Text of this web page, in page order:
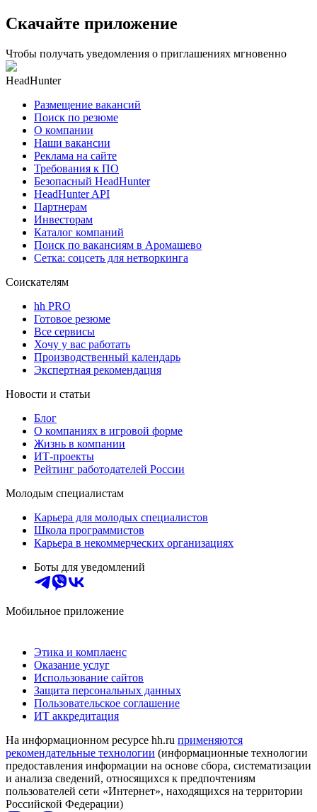
Скачайте приложение
Чтобы получать уведомления о приглашениях мгновенно
HeadHunter
Размещение вакансий
Поиск по резюме
О компании
Наши вакансии
Реклама на сайте
Требования к ПО
Безопасный HeadHunter
HeadHunter API
Партнерам
Инвесторам
Каталог компаний
Поиск по вакансиям в Аромашево
Сетка: соцсеть для нетворкинга
Соискателям
hh PRO
Готовое резюме
Все сервисы
Хочу у вас работать
Производственный календарь
Экспертная рекомендация
Новости и статьи
Блог
О компаниях в игровой форме
Жизнь в компании
ИТ-проекты
Рейтинг работодателей России
Молодым специалистам
Карьера для молодых специалистов
Школа программистов
Карьера в некоммерческих организациях
Боты для уведомлений
Мобильное приложение
Этика и комплаенс
Оказание услуг
Использование сайтов
Защита персональных данных
Пользовательское соглашение
ИТ аккредитация
На информационном ресурсе hh.ru применяются
рекомендательные технологии (информационные технологии
предоставления информации на основе сбора, систематизации
и анализа сведений, относящихся к предпочтениям
пользователей сети «Интернет», находящихся на территории
Российской Федерации)